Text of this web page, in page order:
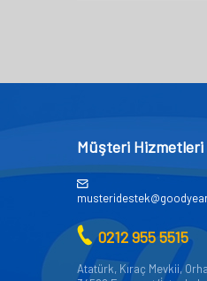
Müşteri Hizmetleri
0212 955 5515
Atatürk, Kıraç Mevkii,